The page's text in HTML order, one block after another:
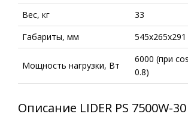
Вес, кг
33
Габариты, мм
545х265х291
Мощность нагрузки, Вт
6000 (при
0.8)
Описание LIDER PS 7500W-30